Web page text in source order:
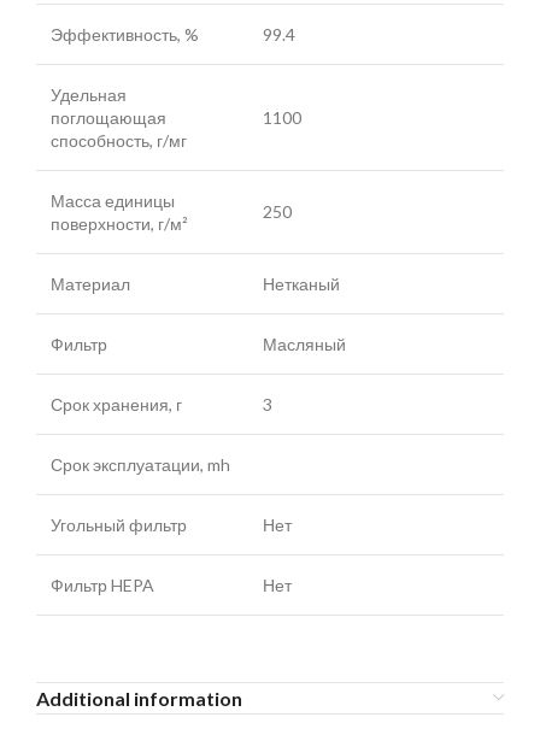
Эффективность, % 99.4
Удельная
поглощающая
способность, г/мг
1100
Масса единицы
поверхности, г/м²
250
Материал Нетканый
Фильтр Масляный
Срок хранения, г 3
Срок эксплуатации, mh
Угольный фильтр Нет
Фильтр HEPA Нет
Additional information